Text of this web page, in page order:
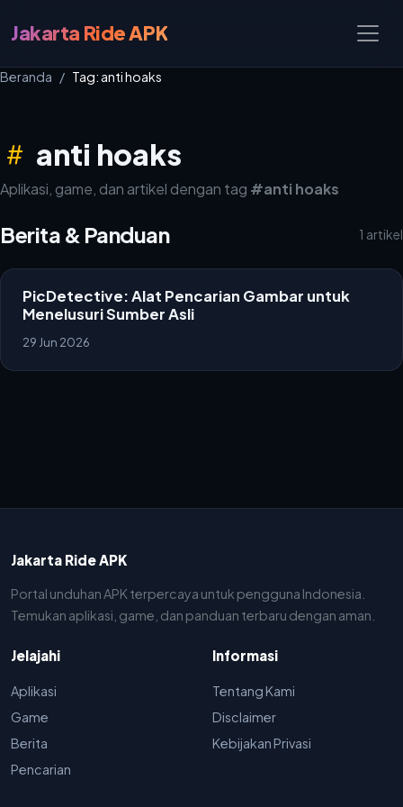
Jakarta Ride APK
Beranda Tag: anti hoaks
anti hoaks
Aplikasi, game, dan artikel dengan tag #anti hoaks
Berita & Panduan 1 artikel
PicDetective: Alat Pencarian Gambar untuk
Menelusuri Sumber Asli
29 Jun 2026
Jakarta Ride APK
Portal unduhan APK terpercaya untuk pengguna Indonesia.
Temukan aplikasi, game, dan panduan terbaru dengan aman.
Jelajahi
Aplikasi
Game
Berita
Pencarian
Informasi
Tentang Kami
Disclaimer
Kebijakan Privasi